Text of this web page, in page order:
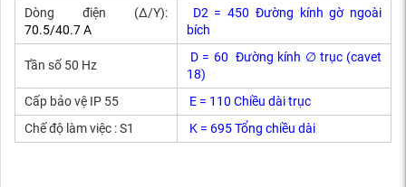
Dòng điện (Δ/Y):
70.5/40.7 A
D2 = 450 Đường kính gờ ngoài
bích
Tần số 50 Hz
D = 60 Đường kính ∅ trục (cavet
18)
Cấp bảo vệ IP 55
E = 110 Chiều dài trục
Chế độ làm việc : S1
K = 695 Tổng chiều dài